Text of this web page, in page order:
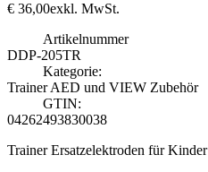
€ 36,00exkl. MwSt.
Artikelnummer
DDP-205TR
Kategorie:
Trainer AED und VIEW Zubehör
GTIN:
04262493830038
Trainer Ersatzelektroden für Kinder